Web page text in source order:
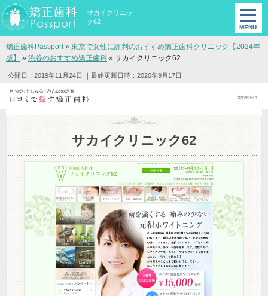
サカイクリニッ
ク62
矯正歯科Passport» 東京で女性に評判のおすすめ矯正歯科クリニック【2024年
版】
» 渋谷のおすすめ矯正歯科 » サカイクリニック62
公開日：2019年11月24日 ｜最終更新日時：2020年9月17日
サカイクリニック62